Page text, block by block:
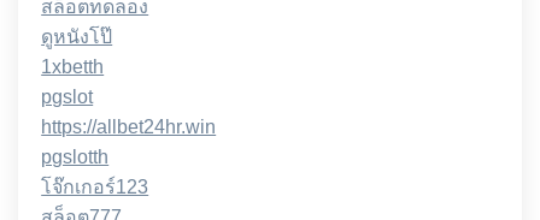
สล็อตทดลอง
ดูหนังโป๊
1xbetth
pgslot
https://allbet24hr.win
pgslotth
โจ๊กเกอร์123